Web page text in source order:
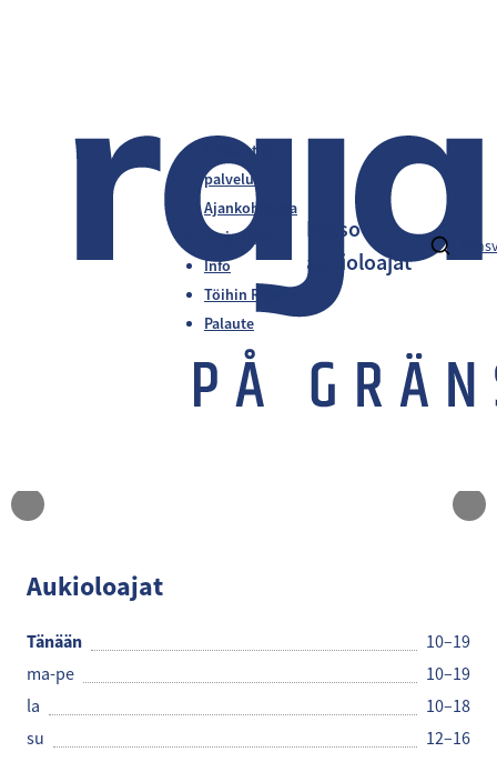
Liikkeet ja
palvelut
Ajankohtaista
Tarjoukset
Info
Töihin Rajalle
Palaute
en
Katso
aukioloajat
Aukioloajat
Tänään
10–19
ma-pe
10–19
la
10–18
su
12–16